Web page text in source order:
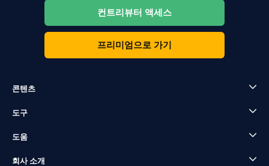
컨트리뷰터 액세스
프리미엄으로 가기
콘텐츠
도구
도움
회사 소개